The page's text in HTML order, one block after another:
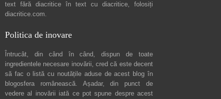
text fără diacritice în text cu diacritice, folosiți
diacritice.com.
Politica de inovare
Întrucât, din când în când, dispun de toate
ingredientele necesare inovării, cred că este decent
să fac o listă cu noutățile aduse de acest blog în
blogosfera românească. Așadar, din punct de
vedere al inovării iată ce pot spune despre acest